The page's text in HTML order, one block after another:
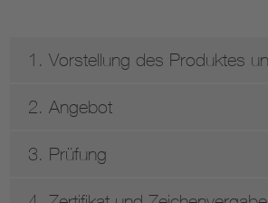
2. Angebot
3. Prüfung